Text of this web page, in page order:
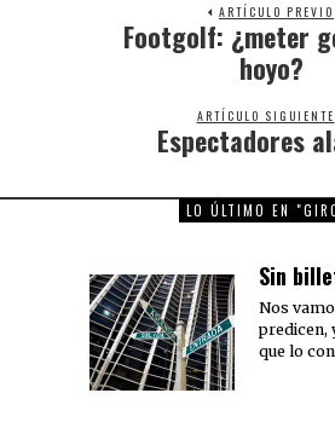
ARTÍCULO PREVIO
post:
Footgolf: ¿meter
hoyo?
ARTÍCULO SIGUIENTE
Next
Espectadores
LO ÚLTIMO EN
Sin
Nos
predicen,
que lo